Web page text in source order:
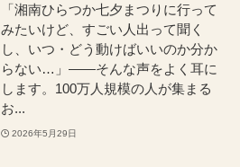
「湘南ひらつか七夕まつりに行って
みたいけど、すごい人出って聞く
し、いつ・どう動けばいいのか分か
らない…」――そんな声をよく耳に
します。100万人規模の人が集まる
お...
2026年5月29日